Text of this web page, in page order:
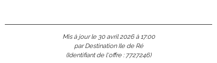
Mis à jour le 30 avril 2026 à 17:00
par Destination Ile de Ré
(Identifiant de l'offre : 7727246)